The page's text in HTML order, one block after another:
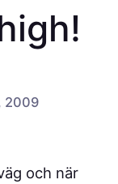
2009
och när